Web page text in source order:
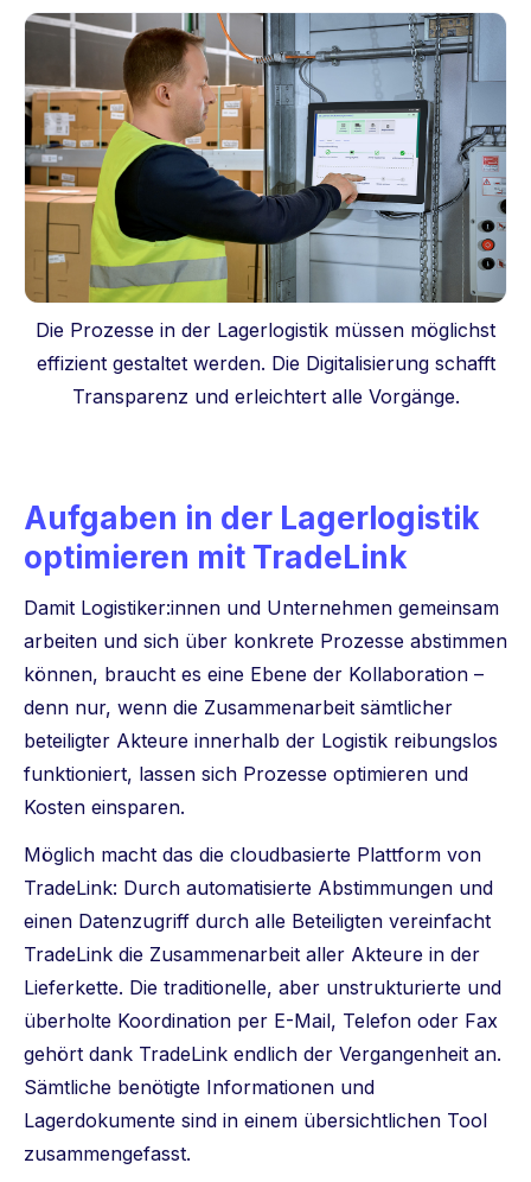
Die Prozesse in der Lagerlogistik müssen möglichst
effizient gestaltet werden. Die Digitalisierung schafft
Transparenz und erleichtert alle Vorgänge.
Aufgaben in der Lagerlogistik
optimieren mit TradeLink
Damit Logistiker:innen und Unternehmen gemeinsam
arbeiten und sich über konkrete Prozesse abstimmen
können, braucht es eine Ebene der Kollaboration –
denn nur, wenn die Zusammenarbeit sämtlicher
beteiligter Akteure innerhalb der Logistik reibungslos
funktioniert, lassen sich Prozesse optimieren und
Kosten einsparen.
Möglich macht das die cloudbasierte Plattform von
TradeLink: Durch automatisierte Abstimmungen und
einen Datenzugriff durch alle Beteiligten vereinfacht
TradeLink die Zusammenarbeit aller Akteure in der
Lieferkette. Die traditionelle, aber unstrukturierte und
überholte Koordination per E-Mail, Telefon oder Fax
gehört dank TradeLink endlich der Vergangenheit an.
Sämtliche benötigte Informationen und
Lagerdokumente sind in einem übersichtlichen Tool
zusammengefasst.